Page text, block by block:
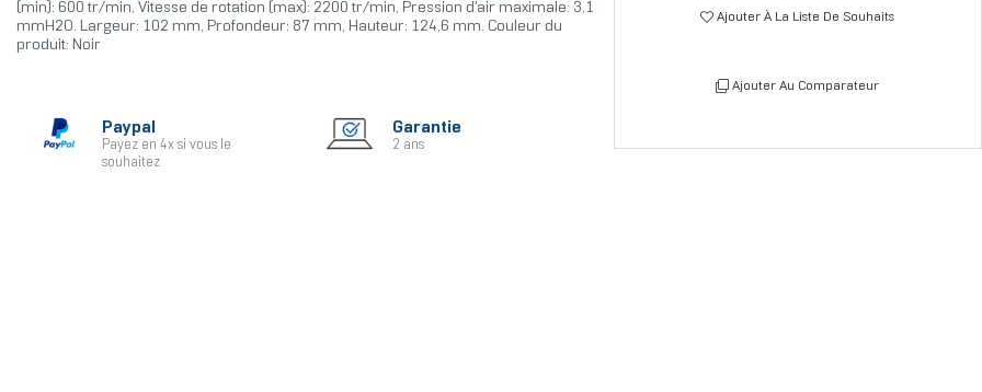
(min): 600 tr/min, Vitesse de rotation (max): 2200 tr/min, Pression d'air maximale: 3,1
mmH2O. Largeur: 102 mm, Profondeur: 87 mm, Hauteur: 124,6 mm. Couleur du
produit: Noir
Paypal
Payez en 4x si vous le
souhaitez
Garantie
2 ans
Ajouter À La Liste De Souhaits
Ajouter Au Comparateur